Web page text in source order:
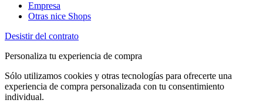
Empresa
Otras nice Shops
Desistir del contrato
Personaliza tu experiencia de compra
Sólo utilizamos cookies y otras tecnologías para ofrecerte una
experiencia de compra personalizada con tu consentimiento
individual.